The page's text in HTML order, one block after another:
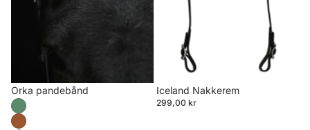
Orka pandebånd Iceland Nakkerem
299,00 kr